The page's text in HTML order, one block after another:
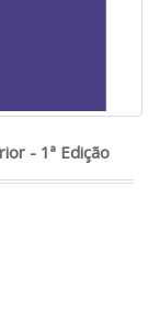
- 1ª Edição